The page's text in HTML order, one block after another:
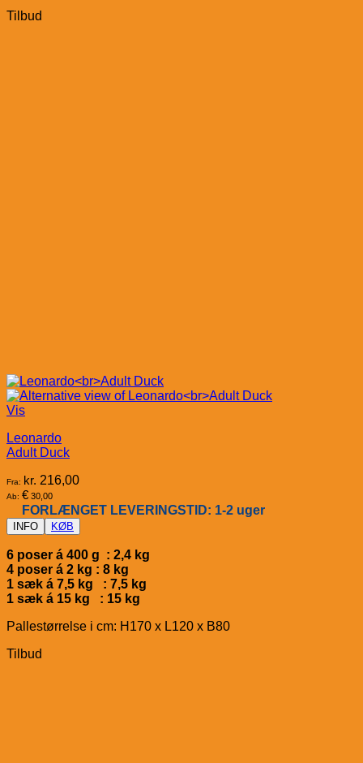
Tilbud
Vis
Leonardo
Adult Duck
Fra: kr. 216,00
Ab: € 30,00
FORLÆNGET LEVERINGSTID: 1-2 uger
INFO KØB
6 poser á 400 g : 2,4 kg
4 poser á 2 kg : 8 kg
1 sæk á 7,5 kg : 7,5 kg
1 sæk á 15 kg : 15 kg
Pallestørrelse i cm: H170 x L120 x B80
Tilbud